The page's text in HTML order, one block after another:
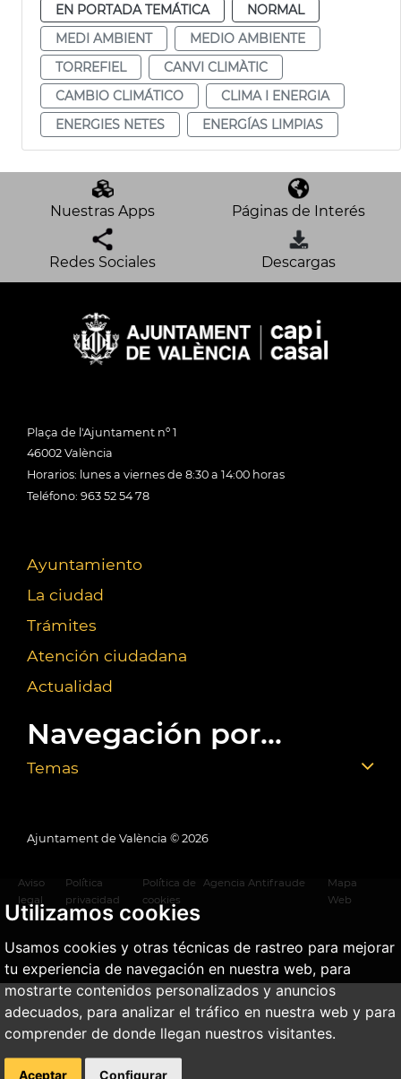
Utilizamos cookies
Usamos cookies y otras técnicas de rastreo para mejorar
tu experiencia de navegación en nuestra web, para
mostrarte contenidos personalizados y anuncios
adecuados, para analizar el tráfico en nuestra web y para
comprender de donde llegan nuestros visitantes.
Aceptar Configurar
EN PORTADA TEMÁTICA
NORMAL
MEDI AMBIENT
MEDIO AMBIENTE
TORREFIEL
CANVI CLIMÀTIC
CAMBIO CLIMÁTICO
CLIMA I ENERGIA
ENERGIES NETES
ENERGÍAS LIMPIAS
Nuestras Apps Páginas de Interés
Redes Sociales Descargas
Plaça de l'Ajuntament nº 1
46002 València
Horarios: lunes a viernes de 8:30 a 14:00 horas
Teléfono: 963 52 54 78
Ayuntamiento
La ciudad
Trámites
Atención ciudadana
Actualidad
Navegación por...
Temas
Ajuntament de València © 2026
Aviso
legal
Política
privacidad
Política de
cookies
Agencia Antifraude
Mapa
Web